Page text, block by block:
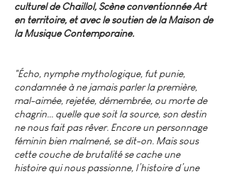
culturel de Chaillol, Scène conventionnée Art
en territoire, et avec le soutien de la Maison de
la Musique Contemporaine.
"Écho, nymphe mythologique, fut punie,
condamnée à ne jamais parler la première,
mal-aimée, rejetée, démembrée, ou morte de
chagrin... quelle que soit la source, son destin
ne nous fait pas rêver. Encore un personnage
féminin bien malmené, se dit-on. Mais sous
cette couche de brutalité se cache une
histoire qui nous passionne, l’histoire d’une